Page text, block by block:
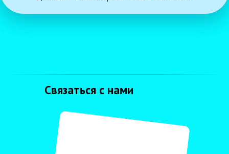
Связаться с нами
ул. Декабристов 27
Медведково
Ростокино
ул. Докукина 4